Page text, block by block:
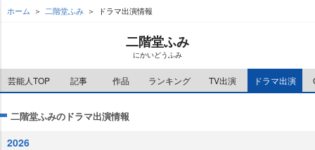
ホーム 二階堂ふみ ドラマ出演情報
二階堂ふみ
にかいどうふみ
芸能人TOP 記事 作品 ランキング TV出演 ドラマ出演
二階堂ふみのドラマ出演情報
2026